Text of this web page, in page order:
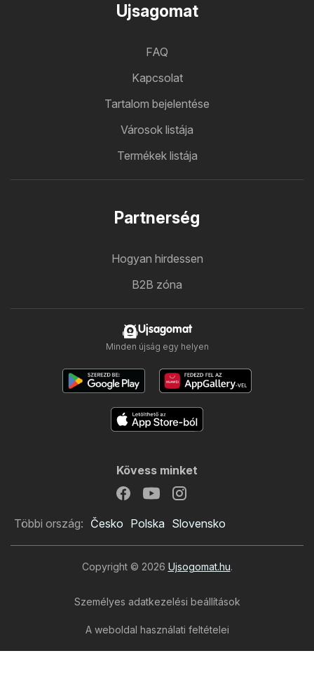
Ujsagomat
FAQ
Kapcsolat
Tartalom bejelentése
Városok listája
Termékek listája
Partnerség
Hogyan hirdessen
B2B zóna
Ujsagomat
Minden újság egy helyen
Kövess minket
Többi ország: Česko Polska Slovensko
Copyright © 2026 Ujsogomat.hu.
Személyes adatkezelési beállítások
A weboldal használati feltételei